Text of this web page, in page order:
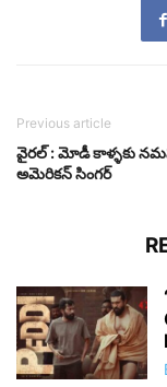
Previous article
వైరల్ : మోడీ కాళ్ళకు
అమెరికన్ సింగర్